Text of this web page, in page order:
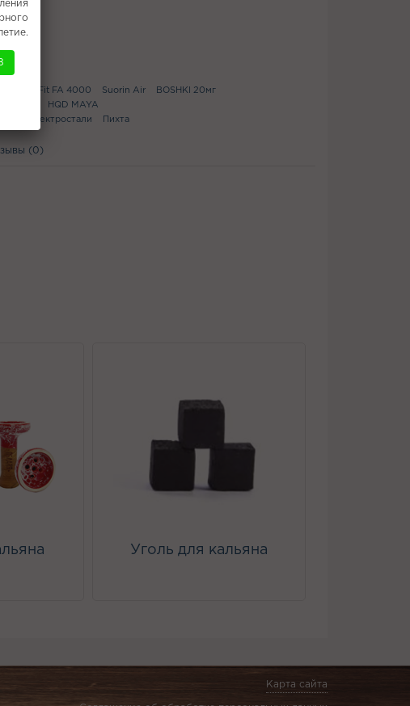
Waka soFit FA 4000 Suorin Air
BOSHKI 20мг
HQD MAYA
в Электростали
Пихта
(0)
Уголь для кальяна
Карта сайта